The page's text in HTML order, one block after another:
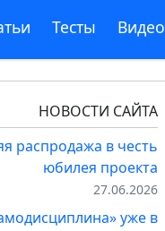
Тесты Видео
НОВОСТИ САЙТА
распродажа в честь
юбилея проекта
27.06.2026
уже в